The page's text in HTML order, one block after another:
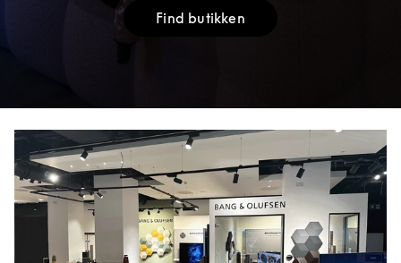
Find butikkenLink Opens in New Tab